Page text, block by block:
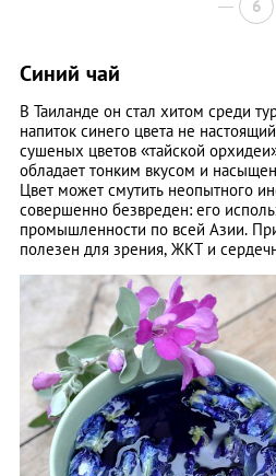
6
Синий чай
В Таиланде он стал хитом среди
напиток синего цвета не
сушеных цветов «тайской
обладает тонким вкусом и
Цвет может смутить неопытного
совершенно безвреден: его
промышленности по всей Азии.
полезен для зрения, ЖКТ и